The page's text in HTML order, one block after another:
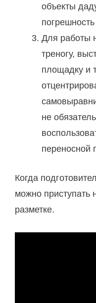
объекты
Для работы
треногу,
площадку и
не
переносной
Когда
можно приступать
разметке.